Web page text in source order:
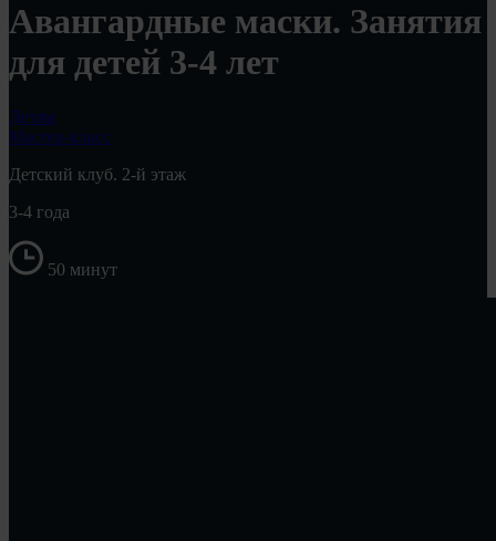
Авангардные маски. Занятия
для детей 3-4 лет
Детям
Мастер-класс
Детский клуб. 2-й этаж
3-4 года
50 минут